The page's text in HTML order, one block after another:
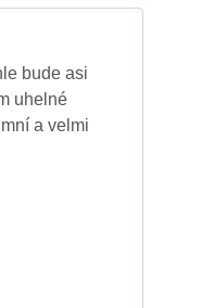
bude asi
uhelné
a velmi